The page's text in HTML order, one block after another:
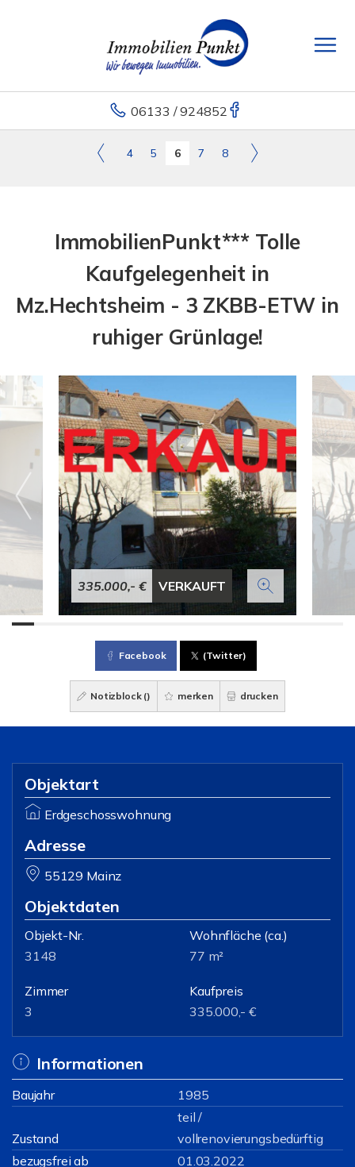
06133 / 924852
4 5 6 7 8
ImmobilienPunkt*** Tolle
Kaufgelegenheit in
Mz.Hechtsheim - 3 ZKBB-ETW in
ruhiger Grünlage!
335.000,- € VERKAUFT
Facebook (Twitter)
Notizblock () merken drucken
Objektart
Erdgeschosswohnung
Adresse
55129 Mainz
Objektdaten
Objekt-Nr.
3148
Wohnfläche (ca.)
77 m²
Zimmer
3
Kaufpreis
335.000,- €
Informationen
Baujahr 1985
Zustand
teil /
vollrenovierungsbedürftig
bezugsfrei ab
01.03.2022